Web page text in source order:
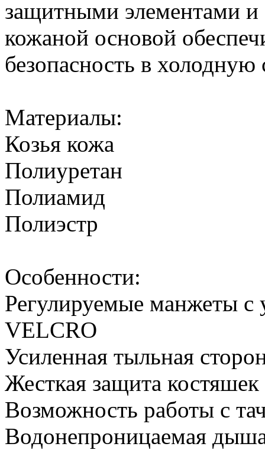
защитными элементами и
кожаной основой
безопасность в
Материалы:
Козья кожа
Полиуретан
Полиамид
Полиэстр
Особенности:
Регулируемые манжеты с
VELСRO
Усиленная тыльная
Жесткая защита костяшек
Возможность работы с
Водонепроницаемая